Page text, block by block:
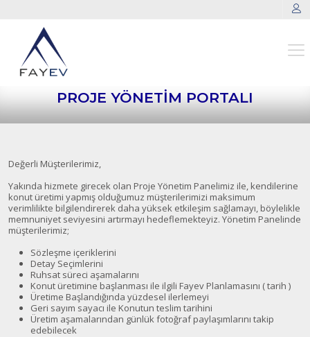
PROJE YÖNETİM PORTALI
Değerli Müşterilerimiz,
Yakında hizmete girecek olan Proje Yönetim Panelimiz ile, kendilerine
konut üretimi yapmış olduğumuz müşterilerimizi maksimum
verimlilikte bilgilendirerek daha yüksek etkileşim sağlamayı, böylelikle
memnuniyet seviyesini artırmayı hedeflemekteyiz. Yönetim Panelinde
müşterilerimiz;
Sözleşme içeriklerini
Detay Seçimlerini
Ruhsat süreci aşamalarını
Konut üretimine başlanması ile ilgili Fayev Planlamasını ( tarih )
Üretime Başlandığında yüzdesel ilerlemeyi
Geri sayım sayacı ile Konutun teslim tarihini
Üretim aşamalarından günlük fotoğraf paylaşımlarını takip
edebilecek